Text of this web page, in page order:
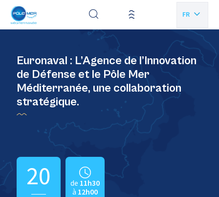
FR
EN
Euronaval : L’Agence de l’Innovation
de Défense et le Pôle Mer
Méditerranée, une collaboration
stratégique.
20 de 11h30
à 12h00
Panneau de gestion des cookies